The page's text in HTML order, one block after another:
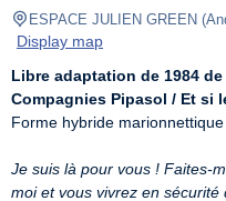
ESPACE JULIEN GREEN (
Display map
Libre adaptation de 1984
Compagnies Pipasol / Et si
Forme hybride
Je suis là pour vous ! Faites-
moi et vous vivrez en